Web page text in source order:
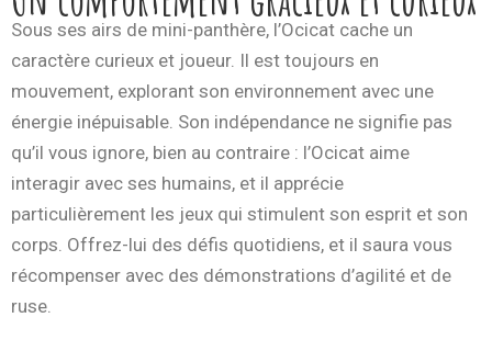
Sous ses airs de mini-panthère, l’Ocicat cache un
caractère curieux et joueur. Il est toujours en
mouvement, explorant son environnement avec une
énergie inépuisable. Son indépendance ne signifie pas
qu’il vous ignore, bien au contraire : l’Ocicat aime
interagir avec ses humains, et il apprécie
particulièrement les jeux qui stimulent son esprit et son
corps. Offrez-lui des défis quotidiens, et il saura vous
récompenser avec des démonstrations d’agilité et de
ruse.